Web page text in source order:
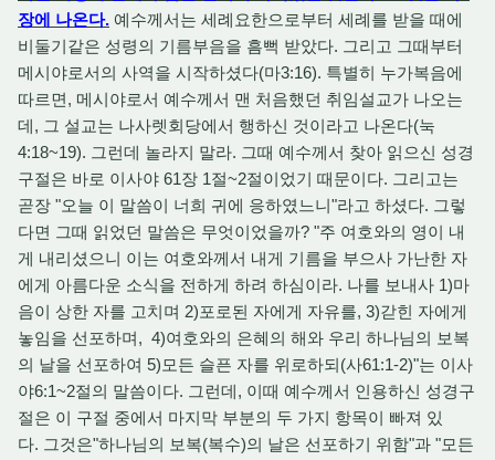
장에 나온다. 예수께서는 세례요한으로부터 세례를 받을 때에
비둘기같은 성령의 기름부음을 흠뻑 받았다. 그리고 그때부터
메시야로서의 사역을 시작하셨다(마3:16). 특별히 누가복음에
따르면, 메시야로서 예수께서 맨 처음했던 취임설교가 나오는
데, 그 설교는 나사렛회당에서 행하신 것이라고 나온다(눅
4:18~19). 그런데 놀라지 말라. 그때 예수께서 찾아 읽으신 성경
구절은 바로 이사야 61장 1절~2절이었기 때문이다. 그리고는
곧장 "오늘 이 말씀이 너희 귀에 응하였느니"라고 하셨다. 그렇
다면 그때 읽었던 말씀은 무엇이었을까? "주 여호와의 영이 내
게 내리셨으니 이는 여호와께서 내게 기름을 부으사 가난한 자
에게 아름다운 소식을 전하게 하려 하심이라. 나를 보내사 1)마
음이 상한 자를 고치며 2)포로된 자에게 자유를, 3)갇힌 자에게
놓임을 선포하며, 4)여호와의 은혜의 해와 우리 하나님의 보복
의 날을 선포하여 5)모든 슬픈 자를 위로하되(사61:1-2)"는 이사
야6:1~2절의 말씀이다. 그런데, 이때 예수께서 인용하신 성경구
절은 이 구절 중에서 마지막 부분의 두 가지 항목이 빠져 있
다. 그것은"하나님의 보복(복수)의 날은 선포하기 위함"과 "모든